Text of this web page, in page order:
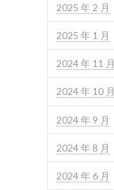
2025 年 2 月
2025 年 1 月
2024 年 11 月
2024 年 10 月
2024 年 9 月
2024 年 8 月
2024 年 6 月